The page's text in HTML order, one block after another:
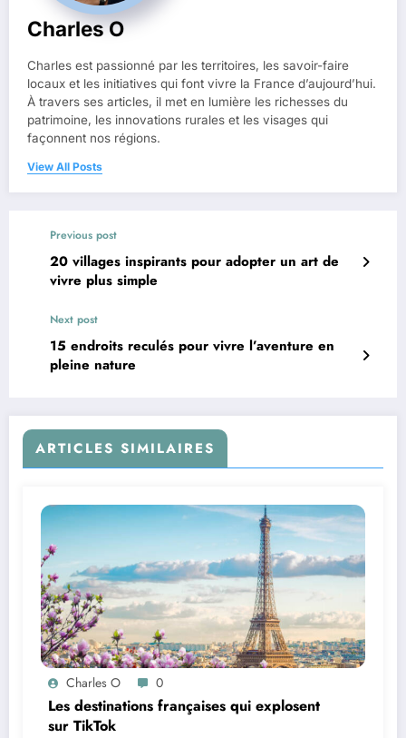
Charles O
Charles est passionné par les territoires, les savoir-faire
locaux et les initiatives qui font vivre la France d’aujourd’hui.
À travers ses articles, il met en lumière les richesses du
patrimoine, les innovations rurales et les visages qui
façonnent nos régions.
View All Posts
Previous post
20 villages inspirants pour adopter un art de
vivre plus simple
Next post
15 endroits reculés pour vivre l’aventure en
pleine nature
ARTICLES SIMILAIRES
Charles O 0
Les destinations françaises qui explosent
sur TikTok